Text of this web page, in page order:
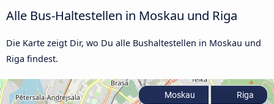
Alle Bus-Haltestellen in Moskau und Riga
Die Karte zeigt Dir, wo Du alle Bushaltestellen in Moskau und
Riga findest.
Moskau Riga